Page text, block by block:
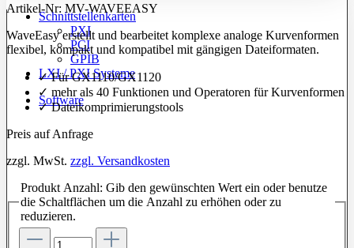
Schnittstellenkarten
PXI
PCI
GPIB
LXI / PXI Systeme
Software
Artikel-Nr: MV-WAVEEASY
WaveEasy erstellt und bearbeitet komplexe analoge Kurvenformen
flexibel, kompakt und kompatibel mit gängigen Dateiformaten.
✓ Für GX1110/GX1120
✓ mehr als 40 Funktionen und Operatoren für Kurvenformen
✓ Dateikomprimierungstools
Preis auf Anfrage
zzgl. MwSt. zzgl. Versandkosten
Produkt Anzahl: Gib den gewünschten Wert ein oder benutze
die Schaltflächen um die Anzahl zu erhöhen oder zu
reduzieren.